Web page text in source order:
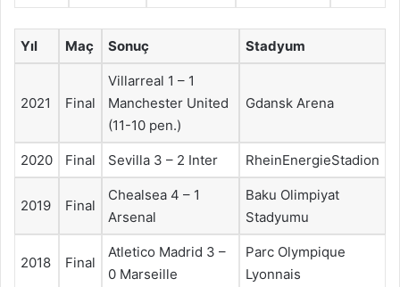
Yıl Maç Sonuç Stadyum
2021 Final
Villarreal 1 – 1
Manchester United
(11-10 pen.)
Gdansk Arena
2020 Final Sevilla 3 – 2 Inter RheinEnergieStadion
2019 Final
Chealsea 4 – 1
Arsenal
Baku Olimpiyat
Stadyumu
2018 Final
Atletico Madrid 3 –
0 Marseille
Parc Olympique
Lyonnais